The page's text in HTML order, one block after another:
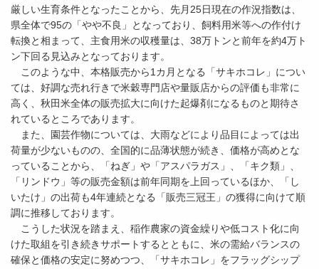
厳しい生育条件となったことから、先月25日現在の作況指数は、
県全体で95の「やや不良」となっており、飼料用米等への作付け
転換と相まって、主食用米の収穫量は、38万トンと前年を約4万ト
ン下回る見込みとなっております。
このような中、本格販売から1カ月となる「サキホコレ」につい
ては、好調な売れ行きで米穀専門店や量販店からの評価も非常に
高く、秋田米全体の販売拡大に向けた起爆剤になるものと期待さ
れているところであります。
また、園芸作物については、大雨などにより品目によっては出
荷量が少ないものの、全国的に品薄状態が続き、価格が高めとな
っていることから、「ねぎ」や「アスパラガス」、「キク類」、
「リンドウ」等の販売金額は前年同期を上回っているほか、「し
いたけ」の出荷も4年連続となる「販売三冠王」の獲得に向けて順
調に推移しております。
こうした状況を踏まえ、稲作農家の資金繰りや低コスト化に向
けた取組を引き続きサポートするとともに、米の需給バランスの
確保と価格の安定に努めつつ、「サキホコレ」をフラッグシップ